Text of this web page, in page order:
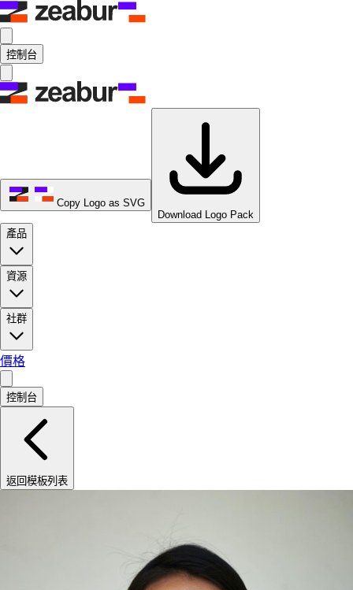
控制台
Copy Logo as SVG
Download Logo Pack
產品
資源
社群
價格
控制台
返回模板列表